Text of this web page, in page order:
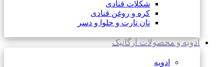
شکلات قنادی
کره و روغن قنادی
نان تارت و حلوا و دسر
ادویه و محصولات ارگانیک
ادویه